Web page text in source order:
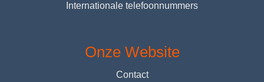
Internationale telefoonnummers
Onze Website
Contact